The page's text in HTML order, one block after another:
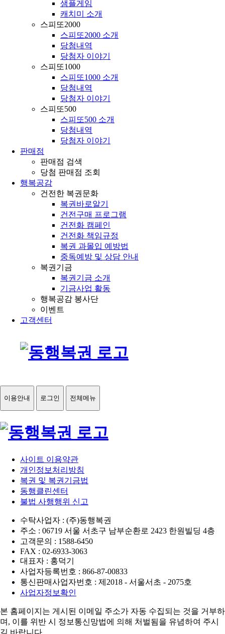
샘플게임
캐치미 소개
스피또2000
스피또2000 소개
당첨내역
당첨자 이야기
스피또1000
스피또1000 소개
당첨내역
당첨자 이야기
스피또500
스피또500 소개
당첨내역
당첨자 이야기
판매점
판매점 검색
당첨 판매점 조회
행복공감
건전한 복권문화
복권바로알기
건전구매 프로그램
건전화 캠페인
건전화 책임규정
복권 과몰입 예방법
중독예방 및 상담 안내
복권기금
복권기금 소개
기금사업 활동
행복공감 봉사단
이벤트
고객센터
이용안내 로그인 전체메뉴
사이트 이용약관
개인정보처리방침
복권 및 복권기금법
동행클린센터
불법 사행행위 신고
수탁사업자 : (주)동행복권
주소 : 06719 서울 서초구 남부순환로 2423 한원빌딩 4층
고객문의 : 1588-6450
FAX : 02-6933-3063
대표자 : 홍덕기
사업자등록번호 : 866-87-00833
통신판매사업자번호 : 제2018 - 서울서초 - 2075호
사업자정보확인
본 홈페이지는 게시된 이메일 주소가 자동 수집되는 것을 거부하
며, 이를 위반 시 정보통신망법에 의해 처벌됨을 유념하여 주시